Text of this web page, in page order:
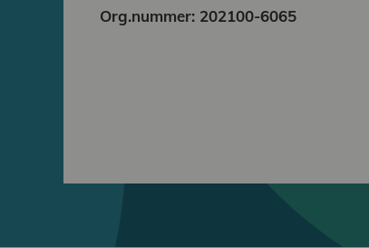
Org.nummer: 202100-6065